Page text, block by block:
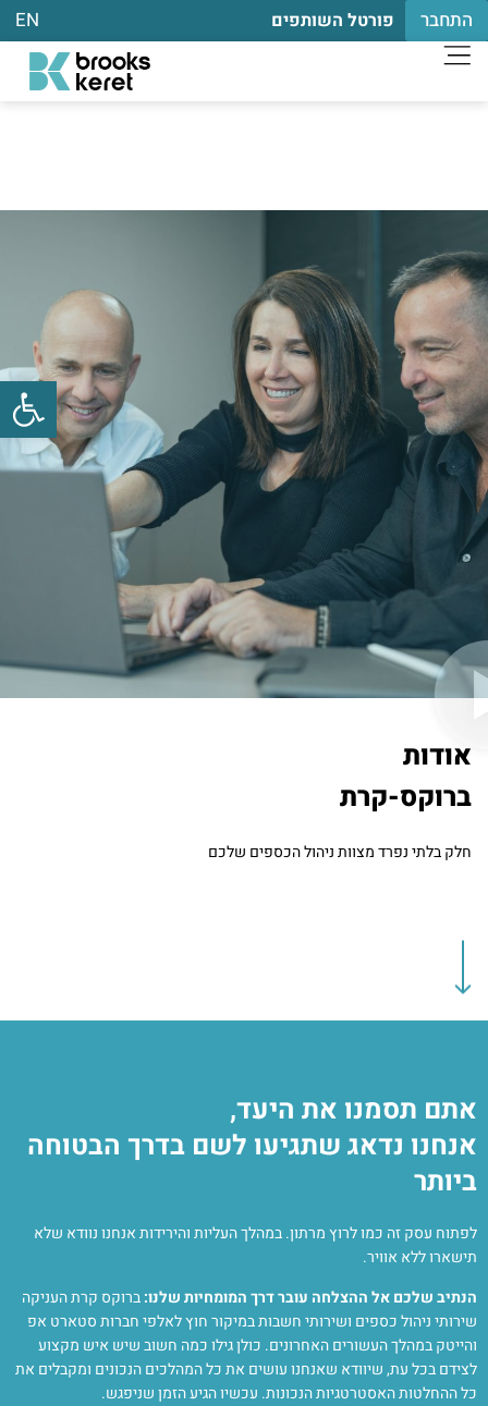
התחבר פורטל השותפים EN
אודות
ברוקס-קרת
חלק בלתי נפרד מצוות ניהול הכספים שלכם
אתם תסמנו את היעד,
אנחנו נדאג שתגיעו לשם בדרך הבטוחה
ביותר
לפתוח עסק זה כמו לרוץ מרתון. במהלך העליות והירידות אנחנו נוודא שלא
תישארו ללא אוויר.
הנתיב שלכם אל ההצלחה עובר דרך המומחיות שלנו:ברוקס קרת העניקה
שירותי ניהול כספים ושירותי חשבות במיקור חוץ לאלפי חברות סטארט אפ
והייטק במהלך העשורים האחרונים. כולן גילו כמה חשוב שיש איש מקצוע
לצידם בכל עת, שיוודא שאנחנו עושים את כל המהלכים הנכונים ומקבלים את
כל ההחלטות האסטרטגיות הנכונות. עכשיו הגיע הזמן שניפגש.